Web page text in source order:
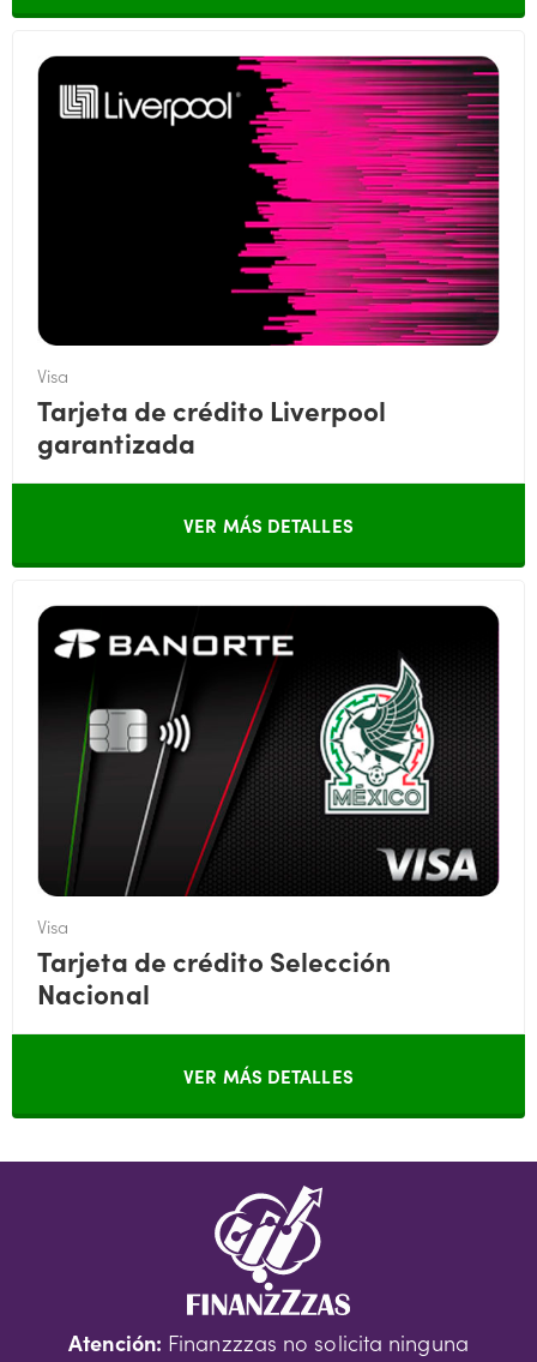
Visa
Tarjeta de crédito Liverpool
garantizada
VER MÁS DETALLES
Visa
Tarjeta de crédito Selección
Nacional
VER MÁS DETALLES
Atención: Finanzzzas no solicita ninguna